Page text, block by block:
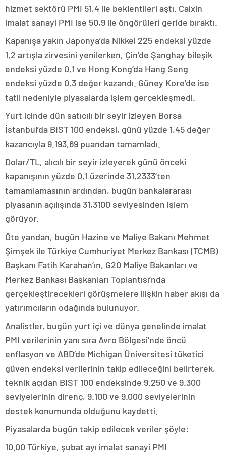
hizmet sektörü PMI 51,4 ile beklentileri aştı. Caixin
imalat sanayi PMI ise 50,9 ile öngörüleri geride bıraktı.
Kapanışa yakın Japonya’da Nikkei 225 endeksi yüzde
1,2 artışla zirvesini yenilerken, Çin’de Şanghay bileşik
endeksi yüzde 0,1 ve Hong Kong’da Hang Seng
endeksi yüzde 0,3 değer kazandı. Güney Kore’de ise
tatil nedeniyle piyasalarda işlem gerçekleşmedi.
Yurt içinde dün satıcılı bir seyir izleyen Borsa
İstanbul’da BIST 100 endeksi, günü yüzde 1,45 değer
kazancıyla 9.193,69 puandan tamamladı.
Dolar/TL, alıcılı bir seyir izleyerek günü önceki
kapanışının yüzde 0,1 üzerinde 31,2333’ten
tamamlamasının ardından, bugün bankalararası
piyasanın açılışında 31,3100 seviyesinden işlem
görüyor.
Öte yandan, bugün Hazine ve Maliye Bakanı Mehmet
Şimşek ile Türkiye Cumhuriyet Merkez Bankası (TCMB)
Başkanı Fatih Karahan’ın, G20 Maliye Bakanları ve
Merkez Bankası Başkanları Toplantısı’nda
gerçekleştirecekleri görüşmelere ilişkin haber akışı da
yatırımcıların odağında bulunuyor.
Analistler, bugün yurt içi ve dünya genelinde imalat
PMI verilerinin yanı sıra Avro Bölgesi’nde öncü
enflasyon ve ABD’de Michigan Üniversitesi tüketici
güven endeksi verilerinin takip edileceğini belirterek,
teknik açıdan BIST 100 endeksinde 9.250 ve 9.300
seviyelerinin direnç, 9.100 ve 9.000 seviyelerinin
destek konumunda olduğunu kaydetti.
Piyasalarda bugün takip edilecek veriler şöyle:
10.00 Türkiye, şubat ayı imalat sanayi PMI